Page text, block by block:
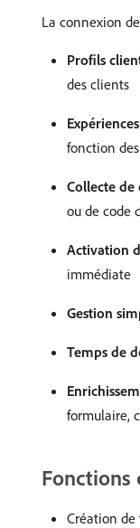
La connexion
Profils
des clients
fonction
Collecte de
ou de code
Activation
immédiate
Gestion
Temps de
formulaire,
Fonctions
Création de